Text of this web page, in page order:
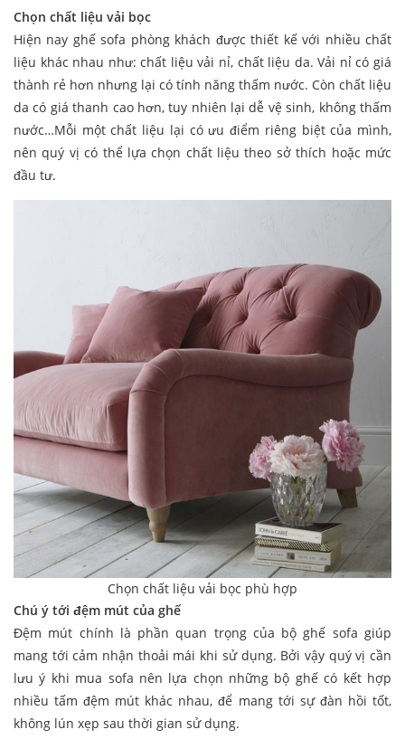
Chọn chất liệu vải bọc
Hiện nay ghế sofa phòng khách được thiết kế với nhiều chất
liệu khác nhau như: chất liệu vải nỉ, chất liệu da. Vải nỉ có giá
thành rẻ hơn nhưng lại có tính năng thấm nước. Còn chất liệu
da có giá thanh cao hơn, tuy nhiên lại dễ vệ sinh, không thấm
nước…Mỗi một chất liệu lại có ưu điểm riêng biệt của mình,
nên quý vị có thể lựa chọn chất liệu theo sở thích hoặc mức
đầu tư.
Chọn chất liệu vải bọc phù hợp
Chú ý tới đệm mút của ghế
Đệm mút chính là phần quan trọng của bộ ghế sofa giúp
mang tới cảm nhận thoải mái khi sử dụng. Bởi vậy quý vị cần
lưu ý khi mua sofa nên lựa chọn những bộ ghế có kết hợp
nhiều tấm đệm mút khác nhau, để mang tới sự đàn hồi tốt,
không lún xẹp sau thời gian sử dụng.